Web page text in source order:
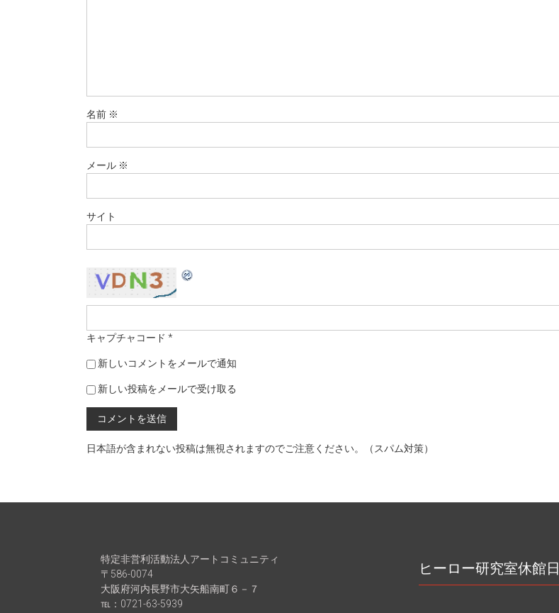
名前 ※
メール ※
サイト
キャプチャコード *
新しいコメントをメールで通知
新しい投稿をメールで受け取る
日本語が含まれない投稿は無視されますのでご注意ください。（スパム対策）
特定非営利活動法人アートコミュニティ
〒586-0074
大阪府河内長野市大矢船南町６－７
℡：0721-63-5939
ヒーロー研究室休館日